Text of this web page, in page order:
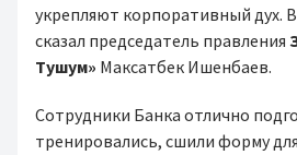
укрепляют корпоративный дух.
сказал председатель правления
Тушум» Максатбек Ишенбаев.
Сотрудники Банка отлично
тренировались, сшили форму